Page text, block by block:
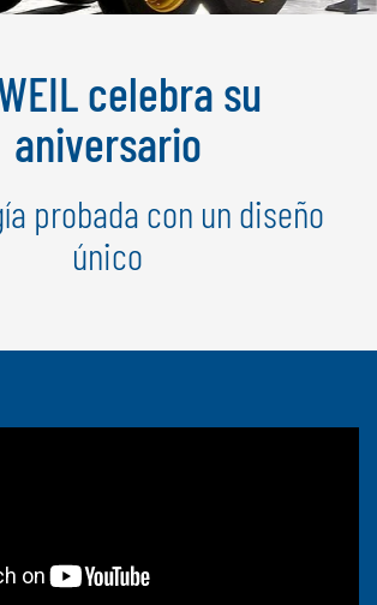
celebra su
aniversario
probada con un diseño
único